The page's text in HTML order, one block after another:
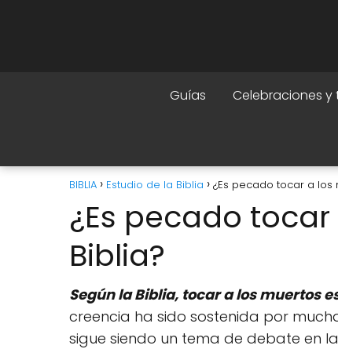
Guías Celebraciones y
BIBLIA Estudio de la Biblia ¿Es pecado tocar a los
¿Es pecado
Biblia?
Según la Biblia, tocar a los muertos
creencia ha sido sostenida por
sigue siendo un tema de debate en